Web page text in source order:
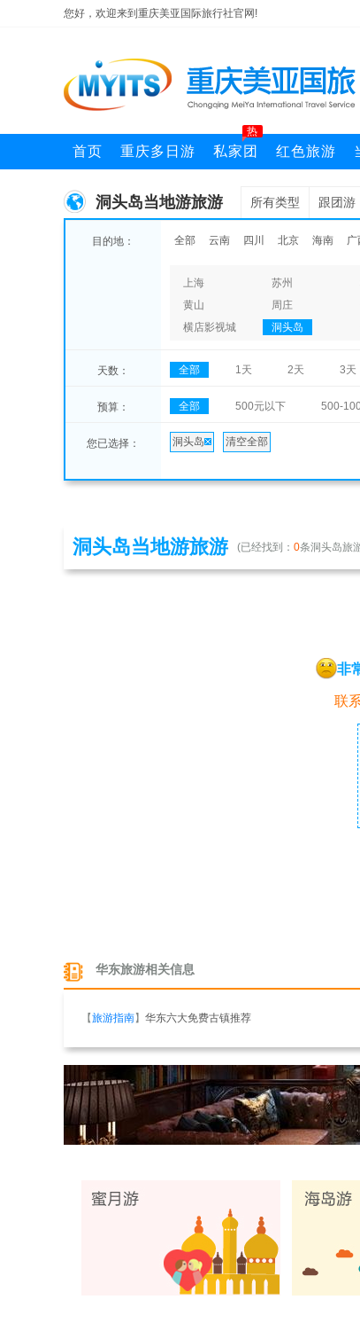
您好，欢迎来到重庆美亚国际旅行社官网!
首页 重庆多日游 私家团
热
红色旅游
洞头岛当地游旅游 所有类型 跟团游
目的地： 全部 云南 四川 北京 海南 广
上海 苏州
黄山
周庄
横店影视城
洞头岛
天数： 全部 1天 2天 3天
预算： 全部 500元以下 500-
您已选择： 洞头岛 清空全部
洞头岛当地游旅游 (已经找到： 0条洞头岛旅
非
联
华东旅游相关信息
【旅游指南】 华东六大免费古镇推荐